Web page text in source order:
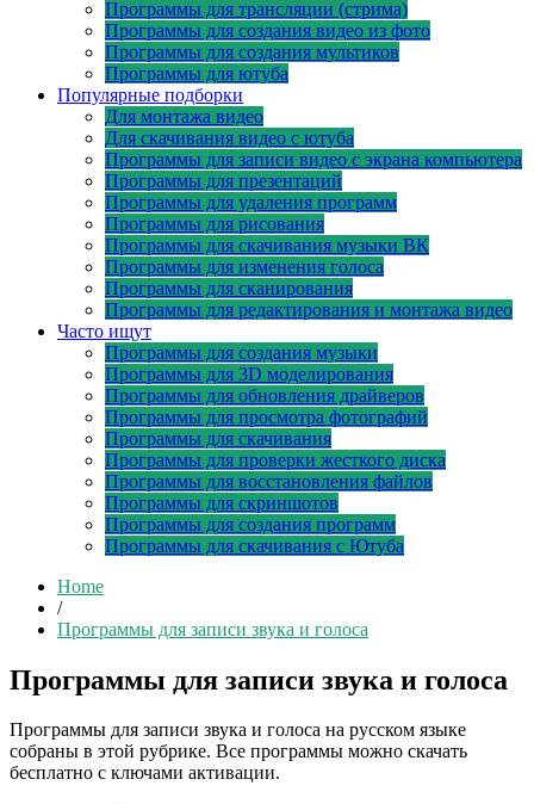
Программы для трансляции (стрима)
Программы для создания видео из фото
Программы для создания мультиков
Программы для ютуба
Популярные подборки
Для монтажа видео
Для скачивания видео с ютуба
Программы для записи видео с экрана компьютера
Программы для презентаций
Программы для удаления программ
Программы для рисования
Программы для скачивания музыки ВК
Программы для изменения голоса
Программы для сканирования
Программы для редактирования и монтажа видео
Часто ищут
Программы для создания музыки
Программы для 3D моделирования
Программы для обновления драйверов
Программы для просмотра фотографий
Программы для скачивания
Программы для проверки жесткого диска
Программы для восстановления файлов
Программы для скриншотов
Программы для создания программ
Программы для скачивания с Ютуба
Home
/
Программы для записи звука и голоса
Программы для записи звука и голоса
Программы для записи звука и голоса на русском языке
собраны в этой рубрике. Все программы можно скачать
бесплатно с ключами активации.